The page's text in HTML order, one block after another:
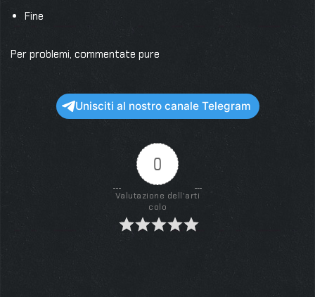
Fine
Per problemi, commentate pure
Unisciti al nostro canale Telegram
0
Valutazione dell'arti
colo